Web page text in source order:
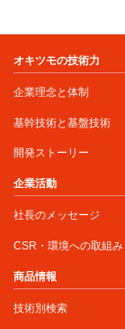
オキツモの技術力
企業理念と体制
基幹技術と基盤技術
開発ストーリー
企業活動
社長のメッセージ
CSR・環境への取組み
商品情報
技術別検索